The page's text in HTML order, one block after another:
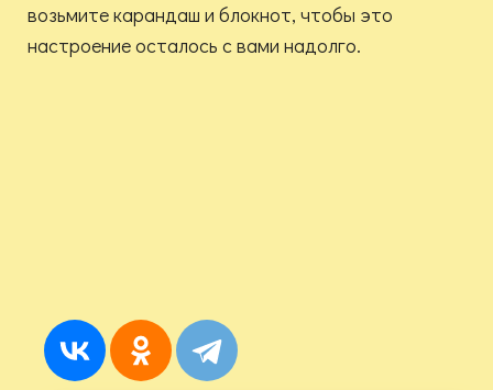
возьмите карандаш и блокнот, чтобы это
настроение осталось с вами надолго.